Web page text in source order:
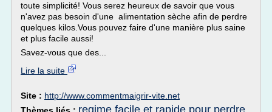
toute simplicité! Vous serez heureux de savoir que vous
n'avez pas besoin d'une alimentation sèche afin de perdre
quelques kilos.Vous pouvez faire d'une manière plus saine
et plus facile aussi!
Savez-vous que des...
Lire la suite
Site : http://www.commentmaigrir-vite.net
regime facile et rapide pour perdre